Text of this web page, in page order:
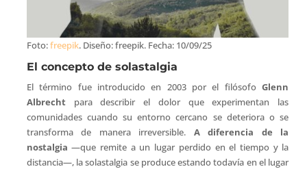
Foto:freepik. Diseño: freepik. Fecha: 10/09/25
El concepto de solastalgia
El término fue introducido en 2003 por el filósofoGlenn
Albrechtpara describir el dolor que experimentan las
comunidades cuando su entorno cercano se deteriora o se
transforma de manera irreversible. A diferencia de la
nostalgia —que remite a un lugar perdido en el tiempo y la
distancia—, la solastalgia se produce estando todavía en el lugar